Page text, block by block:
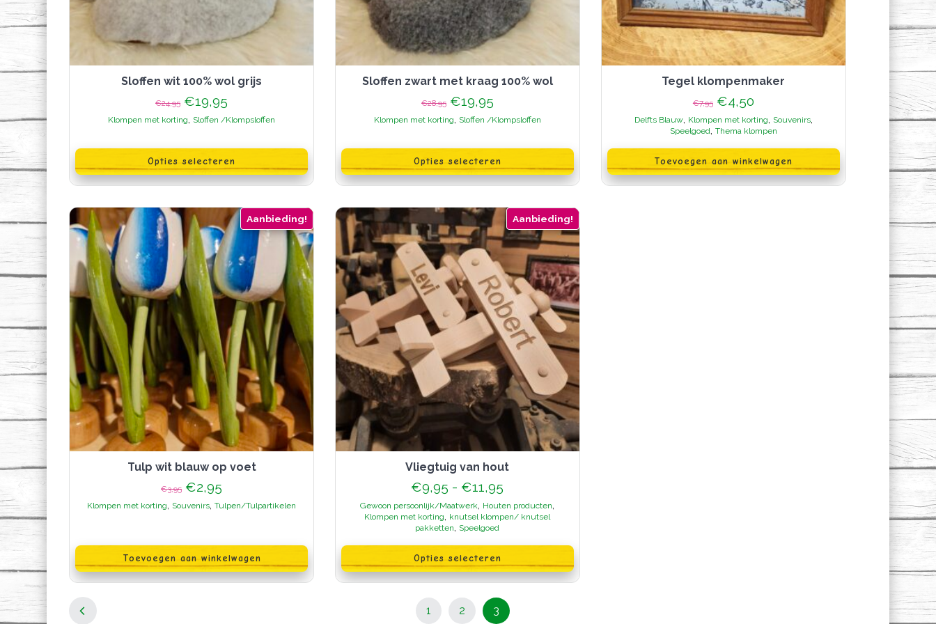
sloffen wit 100% wol grijs
€24,95 Oorspronkelijke
prijs
was:
€19,95
prijs
is:
Klompen met korting, Sloffen /Klompsloffen
Opties selecteren
product
heeft
meerdere
variaties.
optie
kan
gekozen
worden
de
productpagina
sloffen zwart met kraag 100% wol
€28,95 Oorspronkelijke
prijs
was:
€19,95Huidige
prijs
is:
Klompen met korting, Sloffen /Klompsloffen
Opties selecteren
product
heeft
meerdere
variaties.
optie
kan
gekozen
worden
op
de
productpagina
Tegel klompenmaker
€7,95 Oorspronkelijke
prijs
was:
€4,50Huidige
prijs
is:
€4,50.
Delfts Blauw, Klompen met korting, Souvenirs,
Speelgoed, Thema klompen
Toevoegen aan winkelwagen
Aanbieding!
Tulp wit blauw op voet
€3,95 Oorspronkelijke
prijs
was:
€2,95
prijs
is:
Klompen met korting, Souvenirs,Tulpen/Tulpartikelen
Toevoegen aan winkelwagen
Aanbieding!
vliegtuig van hout
€9,95 - €11,95
€9,95
tot
Gewoon persoonlijk/Maatwerk, Houten producten,
Klompen met korting, knutsel klompen/ knutsel
pakketten, Speelgoed
Opties selecteren
product
heeft
meerdere
variaties.
Berichten
Pagina
1 Pagina
2 Pagina
3